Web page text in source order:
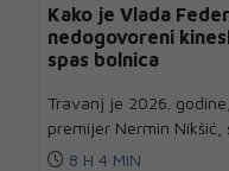
Kako je Vlada
nedogovoreni
spas bolnica
Travanj je 2026.
premijer Nermin Nikšić,
8 H 4 MIN